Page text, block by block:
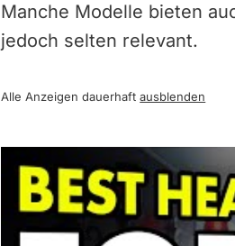
Manche Modelle bieten
jedoch selten relevant.
Alle Anzeigen dauerhaftausblenden